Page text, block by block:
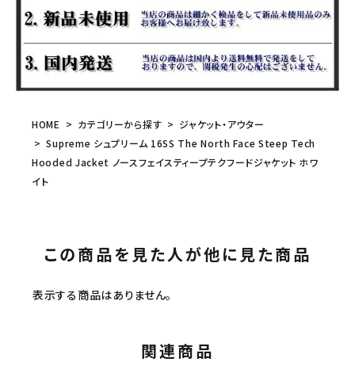
HOME カテゴリーから探す
ジャケット・アウター
Supreme シュプリーム 16SS The North Face Steep Tech
Hooded Jacket ノースフェイスティープテクフードジャケット ホワ
イト
この商品を見た人が他に見た商品
表示する商品はありません。
関連商品